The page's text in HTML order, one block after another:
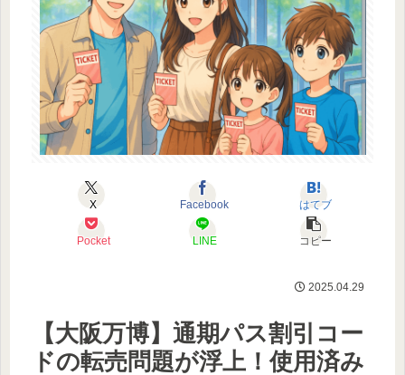
X Facebook はてブ
Pocket LINE コピー
2025.04.29
【大阪万博】通期パス割引コー
ドの転売問題が浮上！使用済み